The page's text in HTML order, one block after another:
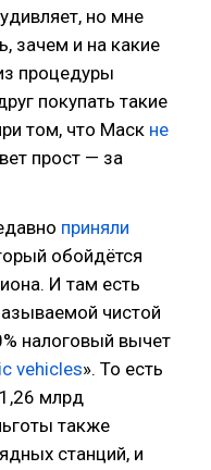
но мне
зачем и на какие
процедуры
покупать такие
том, что Маск не
прост — за
приняли
обойдётся
И там есть
чистой
налоговый вычет
vehicles». То есть
млрд
также
станций, и